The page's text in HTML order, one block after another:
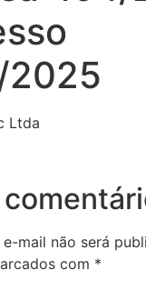
Ltda
mail não será
com *